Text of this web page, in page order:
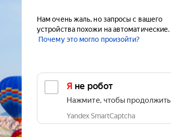
Нам очень жаль, но запросы с вашего
устройства похожи на автоматические.
Почему это могло произойти?
Я не робот
Нажмите, чтобы продолжить
Yandex SmartCaptcha